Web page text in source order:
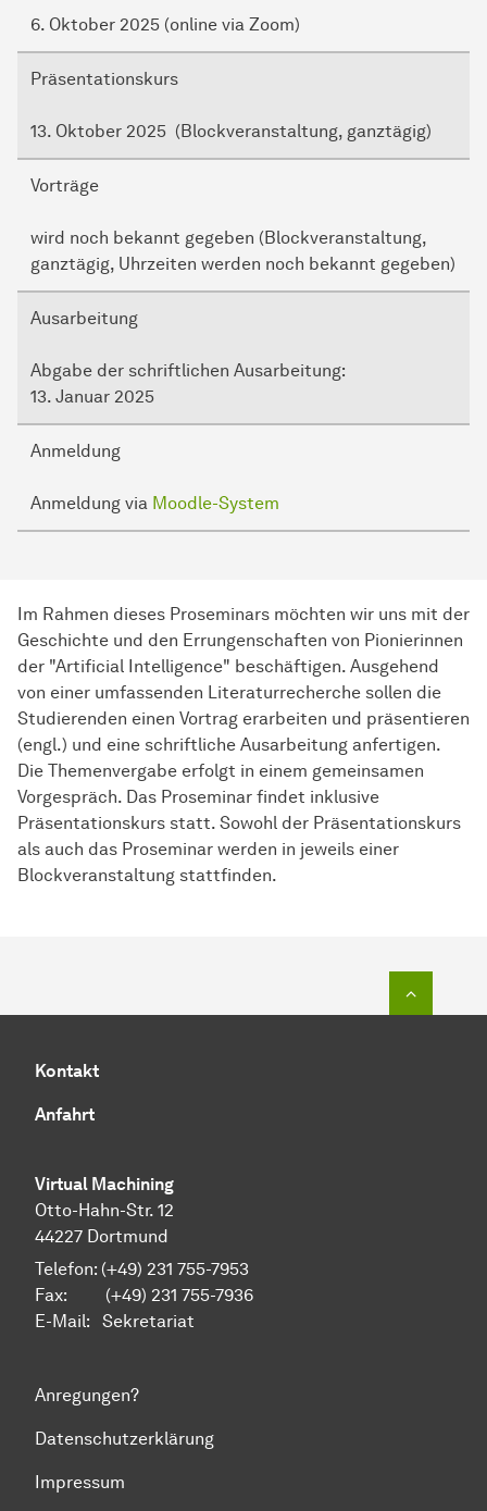
6. Oktober 2025 (online via Zoom)
Präsentationskurs
13. Oktober 2025 (Blockveranstaltung, ganztägig)
Vorträge
wird noch bekannt gegeben (Blockveranstaltung,
ganztägig, Uhrzeiten werden noch bekannt gegeben)
Ausarbeitung
Abgabe der schriftlichen Ausarbeitung:
13. Januar 2025
Anmeldung
Anmeldung via Moodle-System
Im Rahmen dieses Proseminars möchten wir uns mit der
Geschichte und den Errungenschaften von Pionierinnen
der "Artificial Intelligence" beschäftigen. Ausgehend
von einer umfassenden Literaturrecherche sollen die
Studierenden einen Vortrag erarbeiten und präsentieren
(engl.) und eine schriftliche Ausarbeitung anfertigen.
Die Themenvergabe erfolgt in einem gemeinsamen
Vorgespräch. Das Proseminar findet inklusive
Präsentationskurs statt. Sowohl der Präsentationskurs
als auch das Proseminar werden in jeweils einer
Blockveranstaltung stattfinden.
Kontakt
Anfahrt
Virtual Machining
Otto-Hahn-Str. 12
44227 Dortmund
Telefon: (+49) 231 755-7953
Fax: (+49) 231 755-7936
E-Mail: Sekretariat
Anregungen?
Datenschutzerklärung
Impressum